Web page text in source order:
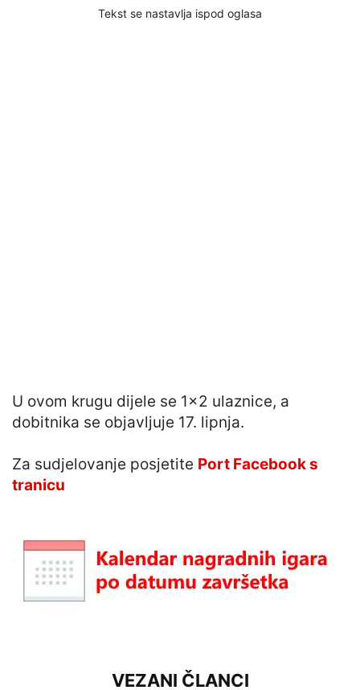
Tekst se nastavlja ispod oglasa
U ovom krugu dijele se 1×2 ulaznice, a
dobitnika se objavljuje 17. lipnja.
Za sudjelovanje posjetite Port Facebook s
tranicu
VEZANI ČLANCI